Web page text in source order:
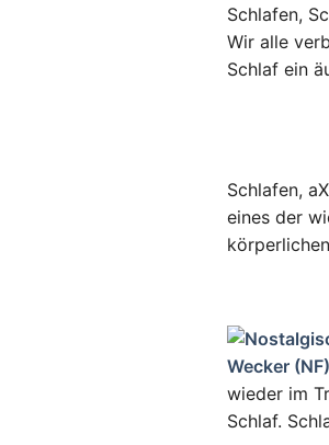
Schlafen,
Wir alle
Schlaf ein
Schlafen,
eines der
wieder im
Schlaf.